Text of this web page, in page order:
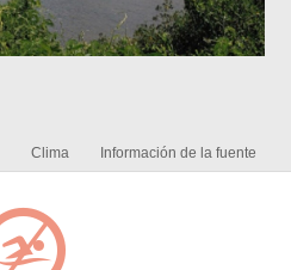
Clima Información de la fuente